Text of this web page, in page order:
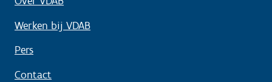
Werken bij VDAB
Pers
Contact